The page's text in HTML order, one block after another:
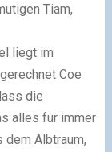
Tiam,
liegt im
Coe
die
alles für immer
dem Albtraum,